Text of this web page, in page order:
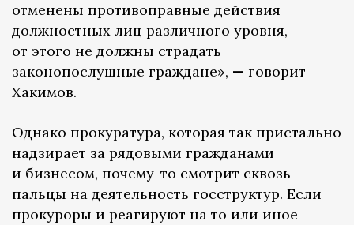
отменены противоправные действия
должностных лиц различного уровня,
от этого не должны страдать
законопослушные граждане», — говорит
Хакимов.
Однако прокуратура, которая так пристально
надзирает за рядовыми гражданами
и бизнесом, почему-то смотрит сквозь
пальцы на деятельность госструктур. Если
прокуроры и реагируют на то или иное